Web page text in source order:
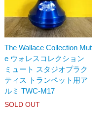
The Wallace Collection Mut
e ウォレスコレクション
ミュート スタジオプラク
ティス トランペット用ア
ルミ TWC-M17
SOLD OUT